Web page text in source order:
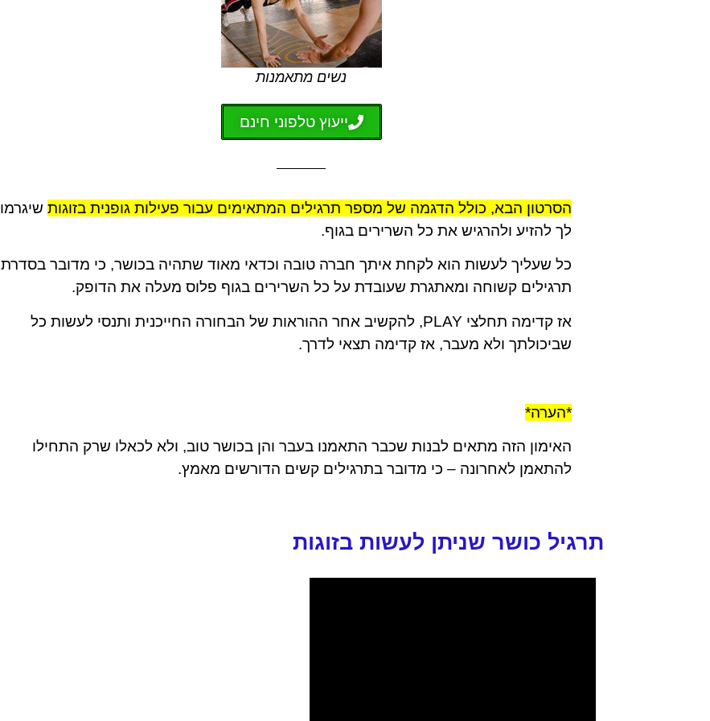
נשים מתאמנות
ייעוץ טלפוני חינם
הסרטון הבא, כולל הדגמה של מספר תרגילים המתאימים עבור פעילות גופנית בזוגות שיגרמו
לך להזיע ולהרגיש את כל השרירים בגוף.
כל שעליך לעשות הוא לקחת איתך חברה טובה וכדאי מאוד שתהיה בכושר, כי מדובר בסדרת
תרגילים קשוחה ומאתגרת שעובדת על כל השרירים בגוף פלוס מעלה את הדופק.
אז קדימה תחלצי PLAY, להקשיב אחר ההוראות של הבחורה החייכנית ותנסי לעשות כל
שביכולתך ולא מעבר, אז קדימה תצאי לדרך.
*הערה*
האימון הזה מתאים לבנות שכבר התאמנו בעבר והן בכושר טוב, ולא לכאלו שרק התחילו
להתאמן לאחרונה – כי מדובר בתרגילים קשים הדורשים מאמץ.
תרגיל כושר שניתן לעשות בזוגות